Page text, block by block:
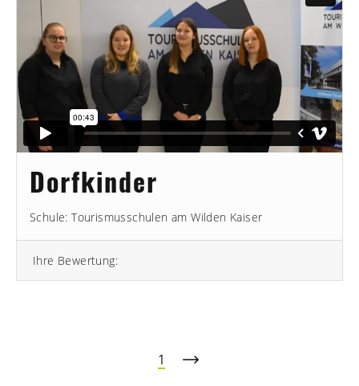
Dorfkinder
Schule: Tourismusschulen am Wilden Kaiser
Ihre Bewertung:
1